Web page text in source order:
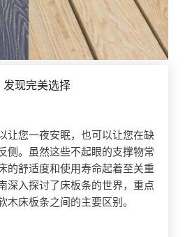
现完美选择
让您一夜安眠，也可以让您在缺
侧。虽然这些不起眼的支撑物常
的舒适度和使用寿命起着至关重
深入探讨了床板条的世界，重点
木床板条之间的主要区别。